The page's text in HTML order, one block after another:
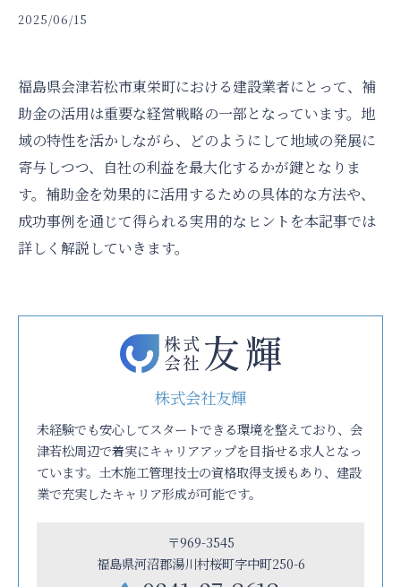
2025/06/15
福島県会津若松市東栄町における建設業者にとって、補
助金の活用は重要な経営戦略の一部となっています。地
域の特性を活かしながら、どのようにして地域の発展に
寄与しつつ、自社の利益を最大化するかが鍵となりま
す。補助金を効果的に活用するための具体的な方法や、
成功事例を通じて得られる実用的なヒントを本記事では
詳しく解説していきます。
株式会社友輝
未経験でも安心してスタートできる環境を整えており、会
津若松周辺で着実にキャリアアップを目指せる求人となっ
ています。土木施工管理技士の資格取得支援もあり、建設
業で充実したキャリア形成が可能です。
〒969-3545
福島県河沼郡湯川村桜町字中町250-6